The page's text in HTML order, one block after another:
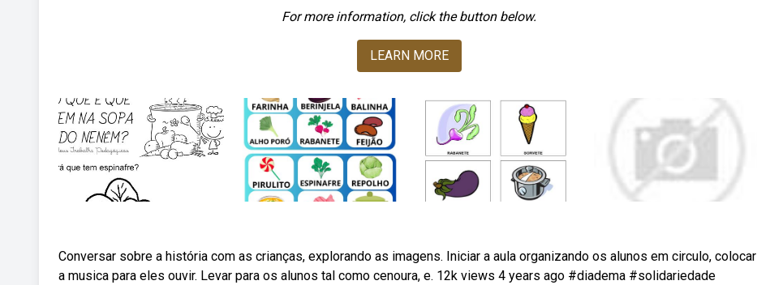
For more information, click the button below.
LEARN MORE
Conversar sobre a história com as crianças, explorando as imagens. Iniciar a aula organizando os alunos em circulo, colocar
a musica para eles ouvir. Levar para os alunos tal como cenoura, e. 12k views 4 years ago #diadema #solidariedade